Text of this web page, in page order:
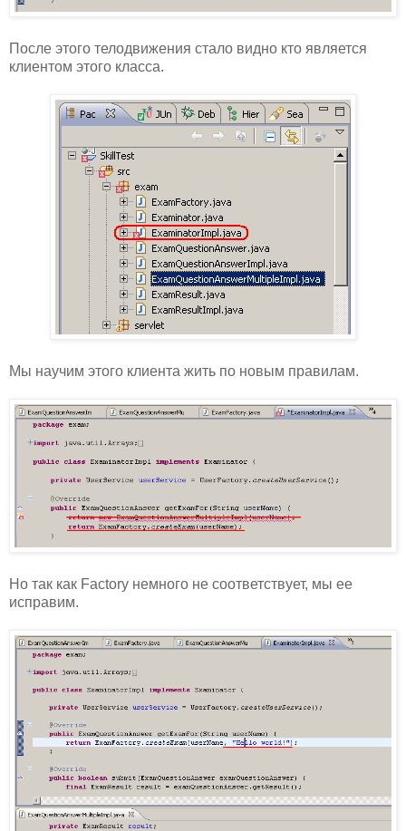
После этого телодвижения стало видно кто является
клиентом этого класса.
Мы научим этого клиента жить по новым правилам.
Но так как Factory немного не соответствует, мы ее
исправим.